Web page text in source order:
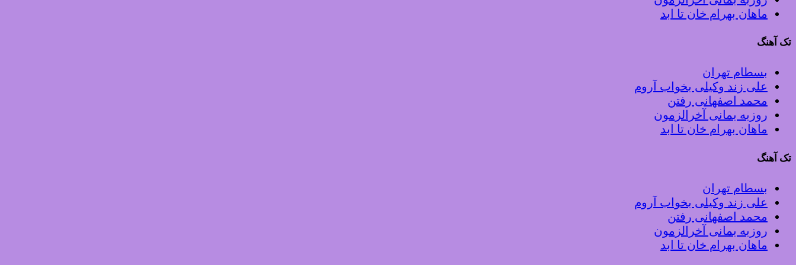
ماهان بهرام خان تا ابد
تک آهنگ
بسطام تهران
علی زند وکیلی بخواب آروم
محمد اصفهانی رفتن
روزبه بمانی آخرالزمون
ماهان بهرام خان تا ابد
تک آهنگ
بسطام تهران
علی زند وکیلی بخواب آروم
محمد اصفهانی رفتن
روزبه بمانی آخرالزمون
ماهان بهرام خان تا ابد